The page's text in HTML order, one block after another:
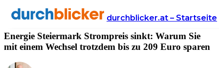
durchblicker.at – Startseite
News Energie strom
Energie Steiermark Strompreis sinkt: Warum Sie
mit einem Wechsel trotzdem bis zu 209 Euro sparen